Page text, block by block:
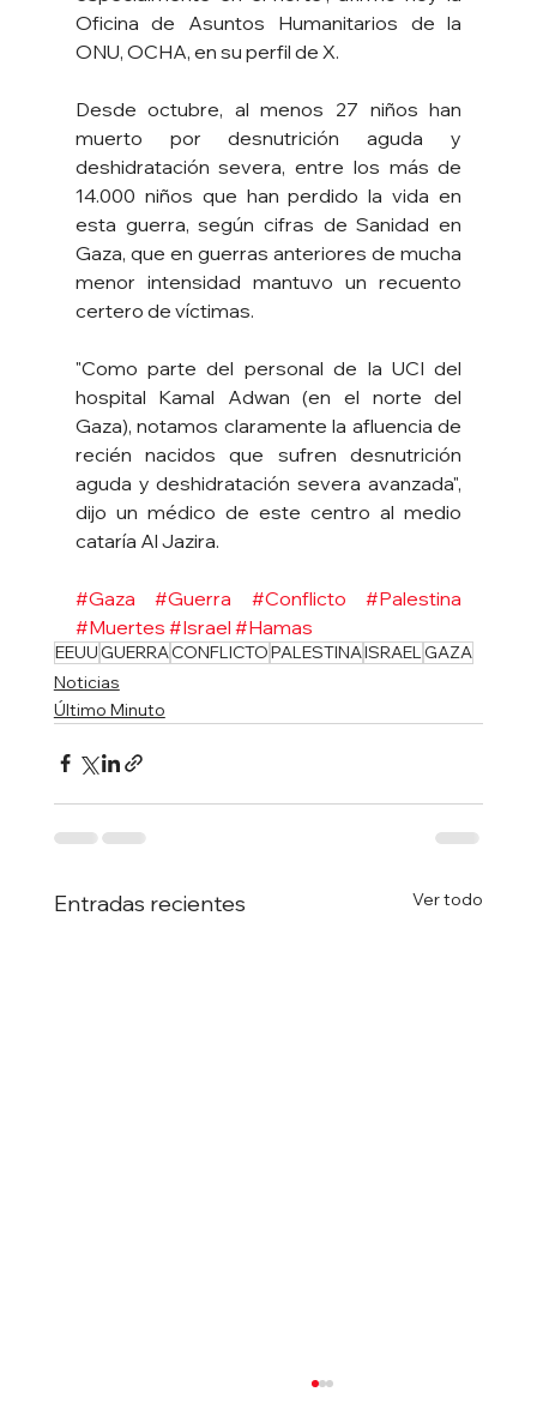
Oficina de Asuntos Humanitarios de la
ONU, OCHA, en su perfil de X.
Desde octubre, al menos 27 niños han
muerto por desnutrición aguda y
deshidratación severa, entre los más de
14.000 niños que han perdido la vida en
esta guerra, según cifras de Sanidad en
Gaza, que en guerras anteriores de mucha
menor intensidad mantuvo un recuento
certero de víctimas.
"Como parte del personal de la UCI del
hospital Kamal Adwan (en el norte del
Gaza), notamos claramente la afluencia de
recién nacidos que sufren desnutrición
aguda y deshidratación severa avanzada",
dijo un médico de este centro al medio
cataría Al Jazira.
#Gaza #Guerra #Conflicto
#Palestina
#Muertes #Israel #Hamas
EEUU GUERRACONFLICTOPALESTINAISRAEL GAZA
Noticias
Último Minuto
Entradas recientes Ver todo